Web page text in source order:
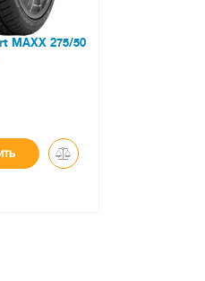
MAXX 275/50